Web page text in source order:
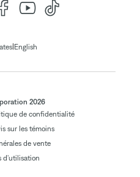
| English
2026
de confidentialité
sur les témoins
de vente
d'utilisation